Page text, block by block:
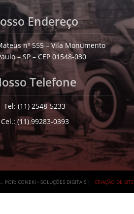
Endereço
nº 555 – Vila Monumento
– SP – CEP 01548-030
Telefone
Tel: (11) 2548-5233
Cel.: (11) 99283-0393
CONEKI - SOLUÇÕES DIGITAIS | CRIAÇÃO DE